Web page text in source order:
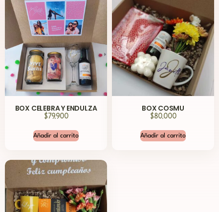
BOX CELEBRA Y ENDULZA
$ 79,900
Añadir al carrito
BOX COSMU
$80,000
Añadir al carrito